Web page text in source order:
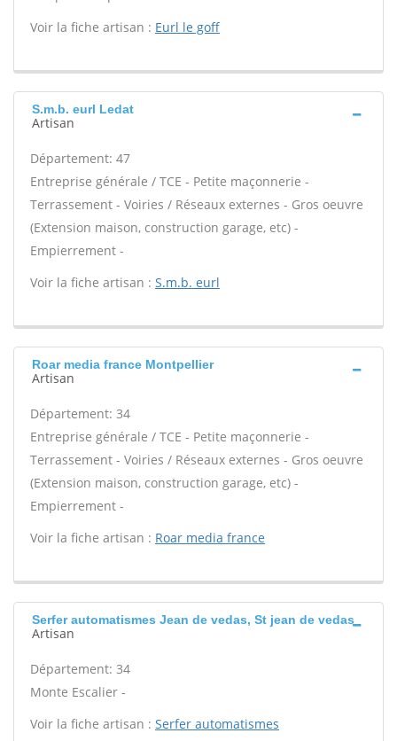
Voir la fiche artisan : Eurl le goff
S.m.b. eurl Ledat
Artisan
Département: 47
Entreprise générale / TCE - Petite maçonnerie -
Terrassement - Voiries / Réseaux externes - Gros oeuvre
(Extension maison, construction garage, etc) -
Empierrement -
Voir la fiche artisan : S.m.b. eurl
Roar media france Montpellier
Artisan
Département: 34
Entreprise générale / TCE - Petite maçonnerie -
Terrassement - Voiries / Réseaux externes - Gros oeuvre
(Extension maison, construction garage, etc) -
Empierrement -
Voir la fiche artisan : Roar media france
Serfer automatismes Jean de vedas, St jean de vedas
Artisan
Département: 34
Monte Escalier -
Voir la fiche artisan : Serfer automatismes